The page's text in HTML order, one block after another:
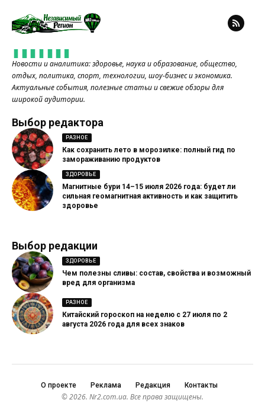
Новости и аналитика: здоровье, наука и образование, общество,
отдых, политика, спорт, технологии, шоу-бизнес и экономика.
Актуальные события, полезные статьи и свежие обзоры для
широкой аудитории.
Выбор редактора
РАЗНОЕ
Как сохранить лето в морозилке: полный гид по
замораживанию продуктов
ЗДОРОВЬЕ
Магнитные бури 14–15 июля 2026 года: будет ли
сильная геомагнитная активность и как защитить
здоровье
Выбор редакции
ЗДОРОВЬЕ
Чем полезны сливы: состав, свойства и возможный
вред для организма
РАЗНОЕ
Китайский гороскоп на неделю с 27 июля по 2
августа 2026 года для всех знаков
О проекте Реклама Редакция Контакты
© 2026. Nr2.com.ua. Все права защищены.